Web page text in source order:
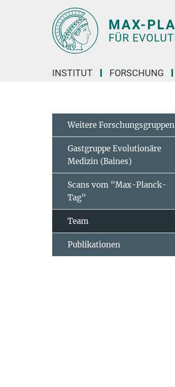
INSTITUT FORSCHUNG
Weitere Forschungsgruppen
Gastgruppe Evolutionäre
Medizin (Baines)
Scans vom "Max-Planck-
Tag"
Team
Publikationen